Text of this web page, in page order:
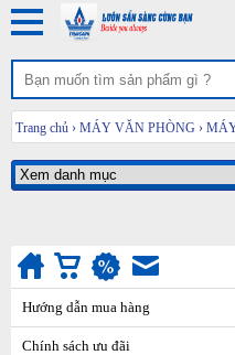
Trang chủ › MÁY VĂN PHÒNG ›
Hướng dẫn mua hàng
Chính sách ưu đãi